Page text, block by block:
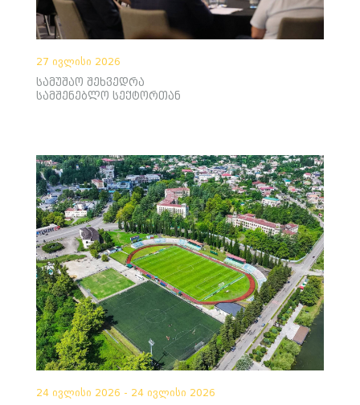
27 ივლისი 2026
სამუშაო შეხვედრა
სამშენებლო სექტორთან
24 ივლისი 2026 - 24 ივლისი 2026